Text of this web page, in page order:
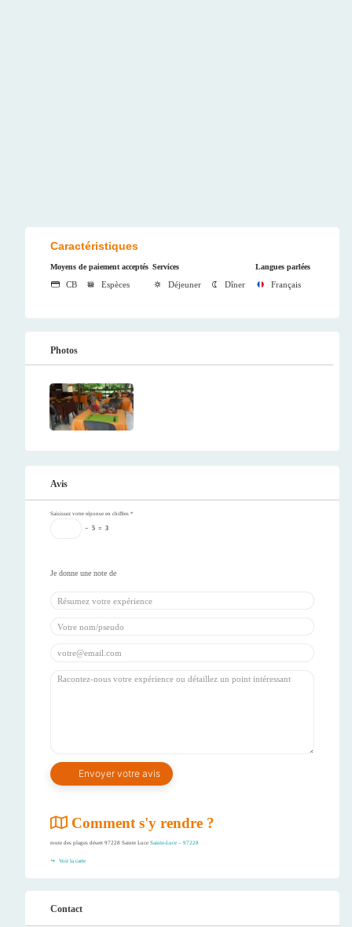
Caractéristiques
Moyens de paiement acceptés
CB Espèces
Services
Déjeuner Dîner
Langues parlées
Français
Photos
Avis
Saisissez votre réponse en chiffres *
− 5 = 3
Comment s'y rendre ?
route des plages désert 97228 Sainte Luce Sainte-Luce – 97228
Voir la carte
Contact